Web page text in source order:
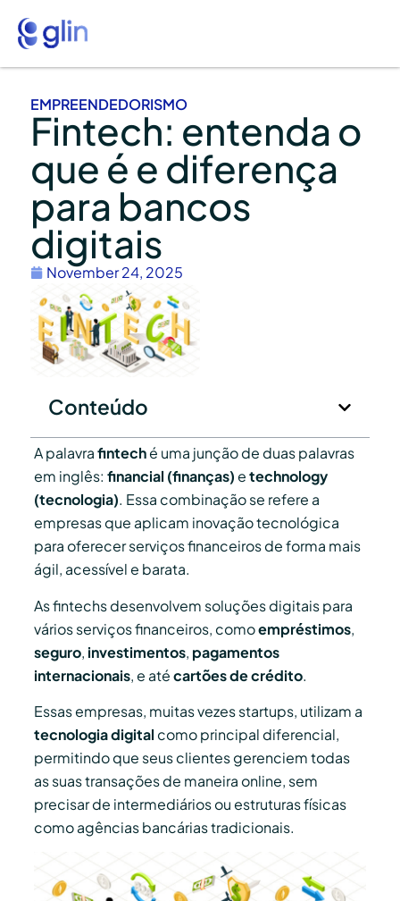
EMPREENDEDORISMO
Fintech: entenda o
que é e diferença
para bancos
digitais
November 24, 2025
Conteúdo
A palavrafinteché uma junção de duas palavras
em inglês: financial (finanças)etechnology
(tecnologia). Essa combinação se refere a
empresas que aplicam inovação tecnológica
para oferecer serviços financeiros de forma mais
ágil, acessível e barata.
As fintechs desenvolvem soluções digitais para
vários serviços financeiros, comoempréstimos,
seguro, investimentos, pagamentos
internacionais, e atécartões de crédito.
Essas empresas, muitas vezes startups, utilizam a
tecnologia digital como principal diferencial,
permitindo que seus clientes gerenciem todas
as suas transações de maneira online, sem
precisar de intermediários ou estruturas físicas
como agências bancárias tradicionais.